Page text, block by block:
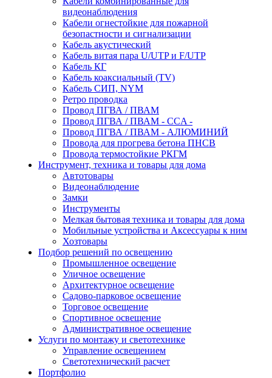
видеонаблюдения
Кабели огнестойкие для пожарной
безопастности и сигнализации
Кабель акустический
Кабель витая пара U/UTP и F/UTP
Кабель КГ
Кабель коаксиальный (TV)
Кабель СИП, NYM
Ретро проводка
Провод ПГВА / ПВАМ
Провод ПГВА / ПВАМ - CCA -
Провод ПГВА / ПВАМ - АЛЮМИНИЙ
Провода для прогрева бетона ПНСВ
Провода термостойкие РКГМ
Инструмент, техника и товары для дома
Автотовары
Видеонаблюдение
Замки
Инструменты
Мелкая бытовая техника и товары для дома
Мобильные устройства и Аксессуары к ним
Хозтовары
Подбор решений по освещению
Промышленное освещение
Уличное освещение
Архитектурное освещение
Садово-парковое освещение
Торговое освещение
Спортивное освещение
Административное освещение
Услуги по монтажу и светотехнике
Управление освещением
Светотехнический расчет
Портфолио